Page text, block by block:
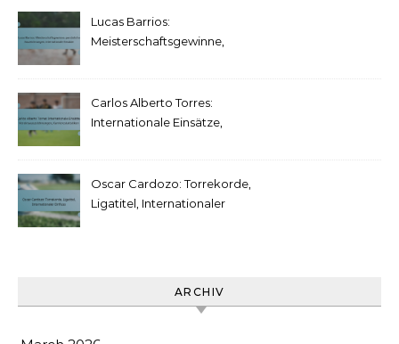
Lucas Barrios:
Meisterschaftsgewinne,
internationale Einsätze
Carlos Alberto Torres:
Internationale Einsätze,
Oscar Cardozo: Torrekorde,
Ligatitel, Internationaler
ARCHIV